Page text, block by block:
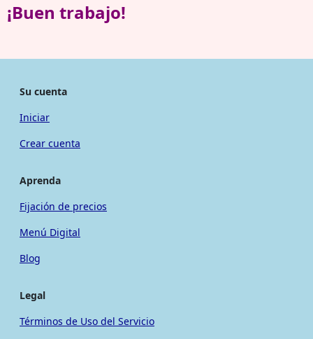
¡Buen trabajo!
Su cuenta
Iniciar
Crear cuenta
Aprenda
Fijación de precios
Menú Digital
Blog
Legal
Términos de Uso del Servicio